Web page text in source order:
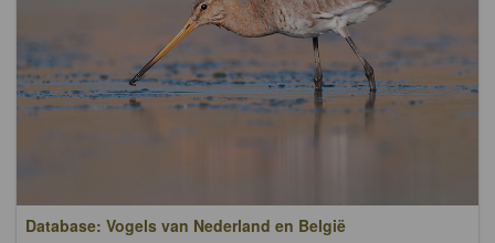
Database: Vogels van Nederland en België